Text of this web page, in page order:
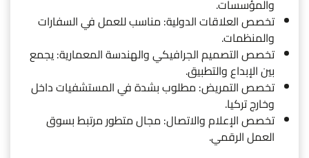
والمؤسسات.
تخصص العلاقات الدولية: مناسب للعمل في السفارات
والمنظمات.
تخصص التصميم الجرافيكي والهندسة المعمارية: يجمع
بين الإبداع والتطبيق.
تخصص التمريض: مطلوب بشدة في المستشفيات داخل
وخارج تركيا.
تخصص الإعلام والاتصال: مجال متطور مرتبط بسوق
العمل الرقمي.